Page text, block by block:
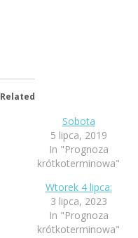
Related
Sobota
5 lipca, 2019
In "Prognoza
krótkoterminowa"
Wtorek 4 lipca:
3 lipca, 2023
In "Prognoza
krótkoterminowa"